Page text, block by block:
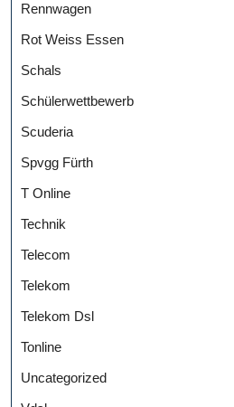
Rennwagen
Rot Weiss Essen
Schals
Schülerwettbewerb
Scuderia
Spvgg Fürth
T Online
Technik
Telecom
Telekom
Telekom Dsl
Tonline
Uncategorized